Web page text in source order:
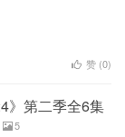
赞 (0)
》第二季全6集
5